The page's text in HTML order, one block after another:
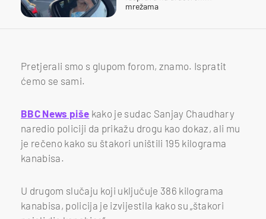
mrežama
Pretjerali smo s glupom forom, znamo. Ispratit
ćemo se sami.
BBC News piše kako je sudac Sanjay Chaudhary
naredio policiji da prikažu drogu kao dokaz, ali mu
je rečeno kako su štakori uništili 195 kilograma
kanabisa.
U drugom slučaju koji uključuje 386 kilograma
kanabisa, policija je izvijestila kako su „štakori